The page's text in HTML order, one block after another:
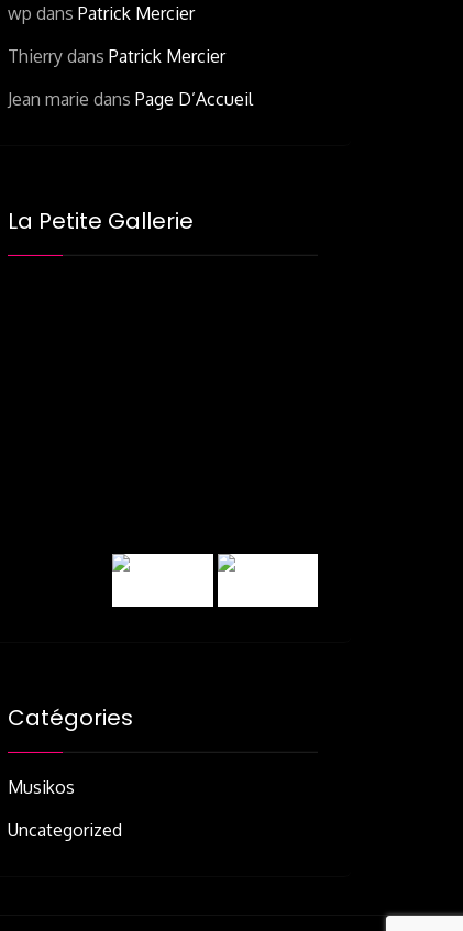
wp dans Patrick Mercier
Thierry dans Patrick Mercier
Jean marie dans Page D’Accueil
La Petite Gallerie
Catégories
Musikos
Uncategorized